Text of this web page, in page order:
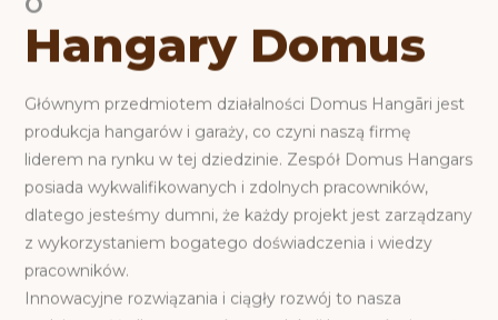
O
Hangary Domus
Głównym przedmiotem działalności Domus Hangāri jest
produkcja hangarów i garaży, co czyni naszą firmę
liderem na rynku w tej dziedzinie. Zespół Domus Hangars
posiada wykwalifikowanych i zdolnych pracowników,
dlatego jesteśmy dumni, że każdy projekt jest zarządzany
z wykorzystaniem bogatego doświadczenia i wiedzy
pracowników.
Innowacyjne rozwiązania i ciągły rozwój to nasza